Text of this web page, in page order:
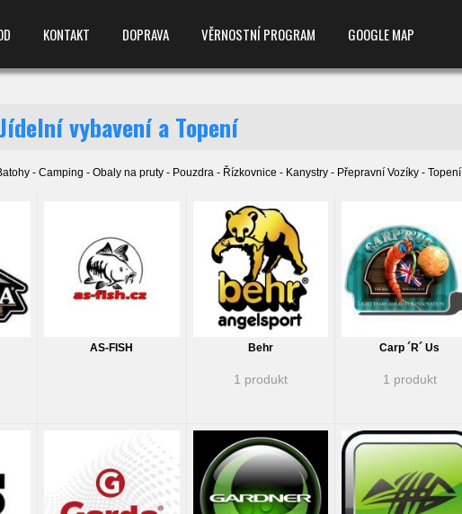
KONTAKT DOPRAVA VĚRNOSTNÍ PROGRAM GOOGLE MAP
vybavení a Topení
- Camping - Obaly na pruty - Pouzdra - Řízkovnice - Kanystry - Přepravní Vozíky - Topení
AS-FISH Behr
1 produkt
Carp ´R´ Us
1 produkt